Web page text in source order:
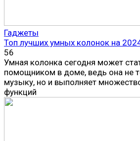
Гаджеты
Топ лучших умных колонок на
56
Умная колонка сегодня может
помощником в доме, ведь она не
музыку, но и выполняет
функций